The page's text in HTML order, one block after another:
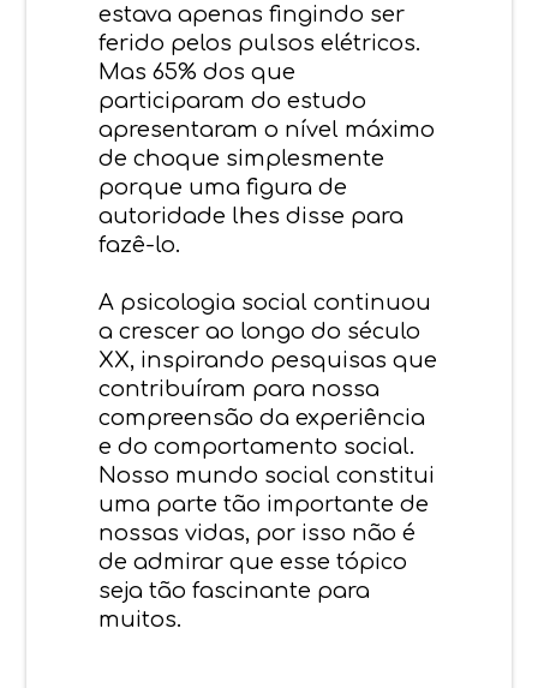
estava apenas fingindo ser
ferido pelos pulsos elétricos.
Mas 65% dos que
participaram do estudo
apresentaram o nível máximo
de choque simplesmente
porque uma figura de
autoridade lhes disse para
fazê-lo.
A psicologia social continuou
a crescer ao longo do século
XX, inspirando pesquisas que
contribuíram para nossa
compreensão da experiência
e do comportamento social.
Nosso mundo social constitui
uma parte tão importante de
nossas vidas, por isso não é
de admirar que esse tópico
seja tão fascinante para
muitos.